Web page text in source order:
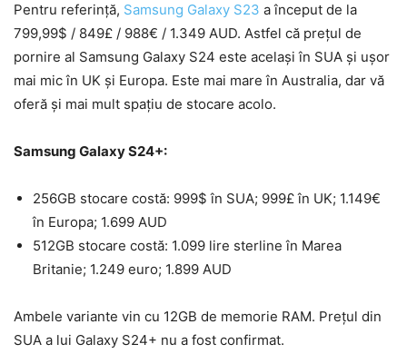
Pentru referință, Samsung Galaxy S23 a început de la
799,99$ / 849£ / 988€ / 1.349 AUD. Astfel că prețul de
pornire al Samsung Galaxy S24 este același în SUA și ușor
mai mic în UK și Europa. Este mai mare în Australia, dar vă
oferă și mai mult spațiu de stocare acolo.
Samsung Galaxy S24+:
256GB stocare costă: 999$ în SUA; 999£ în UK; 1.149€
în Europa; 1.699 AUD
512GB stocare costă: 1.099 lire sterline în Marea
Britanie; 1.249 euro; 1.899 AUD
Ambele variante vin cu 12GB de memorie RAM. Prețul din
SUA a lui Galaxy S24+ nu a fost confirmat.